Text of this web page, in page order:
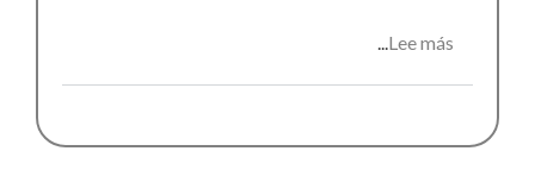
Lee más